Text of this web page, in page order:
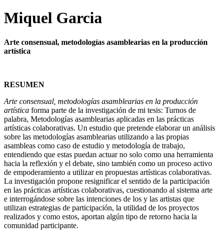
Miquel Garcia
Arte consensual, metodologías asamblearias en la producción
artística
RESUMEN
Arte consensual, metodologías asamblearias en la producción
artística forma parte de la investigación de mi tesis: Turnos de
palabra, Metodologías asamblearias aplicadas en las prácticas
artísticas colaborativas. Un estudio que pretende elaborar un análisis
sobre las metodologías asamblearias utilizando a las propias
asambleas como caso de estudio y metodología de trabajo,
entendiendo que estas puedan actuar no solo como una herramienta
hacia la reflexión y el debate, sino también como un proceso activo
de empoderamiento a utilizar en propuestas artísticas colaborativas.
La investigación propone resignificar el sentido de la participación
en las prácticas artísticas colaborativas, cuestionando al sistema arte
e interrogándose sobre las intenciones de los y las artistas que
utilizan estrategias de participación, la utilidad de los proyectos
realizados y como estos, aportan algún tipo de retorno hacia la
comunidad participante.